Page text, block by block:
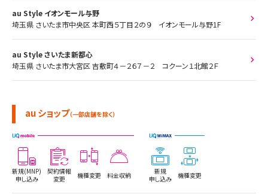
au Style イオンモール与野
埼玉県 さいたま市中央区 本町西５丁目２の９ イオンモール与野1F
au Style さいたま新都心
埼玉県 さいたま市大宮区 吉敷町４－２６７－２ コクーン１北館２Ｆ
au ショップ（一部店舗を除く）
新規(MNP)
申し込み
契約情報
変更
機種変更 料金収納
新規
申し込み
機種変更